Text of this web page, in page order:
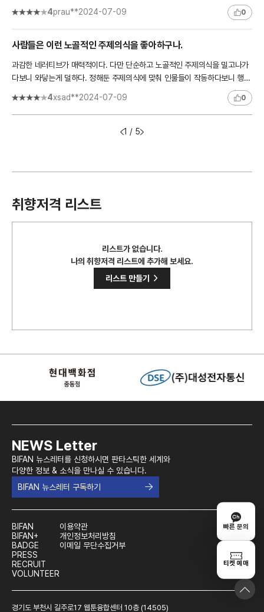
빠른 문의
티켓 예매
4prau**2024-07-09 0
사람들은 이런 노골적인 주제의식을 좋아하구나.
과감한 네러티브가 매력적이다. 다만 단순하고 노골적인 주제의식을 밀고나가
다보니 와닿는게 덜하다. 정해둔 주제의식에 맞춰 인물들이 작동하다보니 행동
4xsad**2024-07-09 0
1 / 5
취향저격 리스트
리스트가 없습니다.
나의 취향저격 리스트에 추가해 보세요.
리스트 만들기
>
NEWS Letter
BIFAN 뉴스레터를 신청하시면 판타스틱한 세계와
다양한 정보 & 소식을 만나실 수 있습니다.
BIFAN 뉴스레터 구독하기
BIFAN
BIFAN+
BADGE
PRESS
RECRUIT
VOLUNTEER
이용약관
개인정보처리방침
이메일 무단수집거부
경기도 부천시 길주로17 웹툰융합센터 10층 (14505)